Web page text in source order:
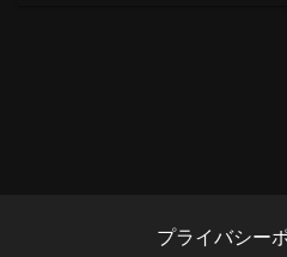
プライバシー